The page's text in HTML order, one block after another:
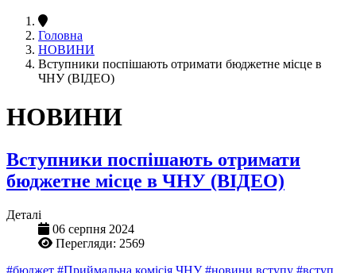
Головна
НОВИНИ
Вступники поспішають отримати бюджетне місце в
ЧНУ (ВІДЕО)
НОВИНИ
Вступники поспішають отримати
бюджетне місце в ЧНУ (ВІДЕО)
Деталі
06 серпня 2024
Перегляди: 2569
#бюджет #Приймальна комісія ЧНУ#новини вступу #вступ